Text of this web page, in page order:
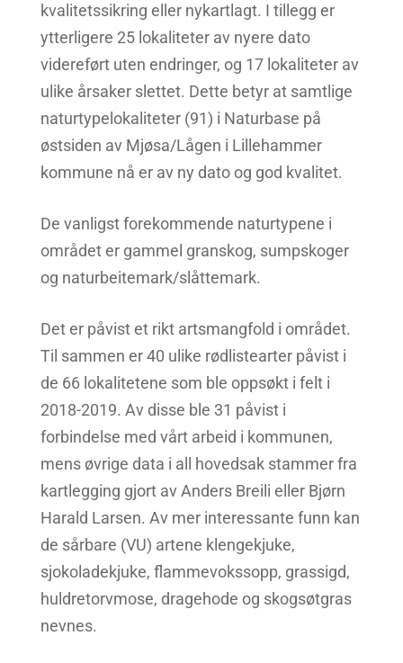
kvalitetssikring eller nykartlagt. I tillegg er
ytterligere 25 lokaliteter av nyere dato
videreført uten endringer, og 17 lokaliteter av
ulike årsaker slettet. Dette betyr at samtlige
naturtypelokaliteter (91) i Naturbase på
østsiden av Mjøsa/Lågen i Lillehammer
kommune nå er av ny dato og god kvalitet.
De vanligst forekommende naturtypene i
området er gammel granskog, sumpskoger
og naturbeitemark/slåttemark.
Det er påvist et rikt artsmangfold i området.
Til sammen er 40 ulike rødlistearter påvist i
de 66 lokalitetene som ble oppsøkt i felt i
2018-2019. Av disse ble 31 påvist i
forbindelse med vårt arbeid i kommunen,
mens øvrige data i all hovedsak stammer fra
kartlegging gjort av Anders Breili eller Bjørn
Harald Larsen. Av mer interessante funn kan
de sårbare (VU) artene klengekjuke,
sjokoladekjuke, flammevokssopp, grassigd,
huldretorvmose, dragehode og skogsøtgras
nevnes.